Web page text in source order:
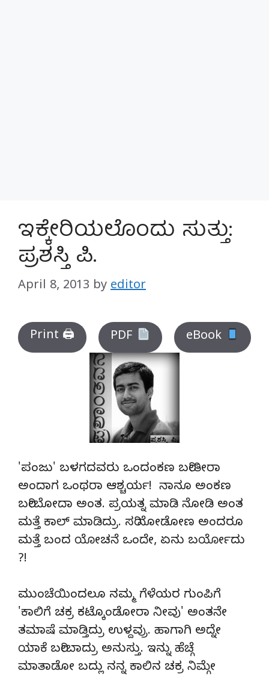
ಇಕ್ಕೇರಿಯಲೊಂದು ಸುತ್ತು:
ಪ್ರಶಸ್ತಿ ಪಿ.
April 8, 2013 by editor
Print 🖨 PDF eBook
'ಪಂಜು' ಬಳಗದವರು ಒಂದಂಕಣ ಬರೀತೀರಾ
ಅಂದಾಗ ಒಂಥರಾ ಆಶ್ಚರ್ಯ! ನಾನೂ ಅಂಕಣ
ಬರೀಬೋದಾ ಅಂತ. ಪ್ರಯತ್ನ ಮಾಡಿ ನೋಡಿ ಅಂತ
ಮತ್ತೆ ಕಾಲ್ ಮಾಡಿದ್ರು. ಸರಿ ನೋಡೋಣ ಅಂದರೂ
ಮತ್ತೆ ಬಂದ ಯೋಚನೆ ಒಂದೇ, ಏನು ಬರ್ಯೋದು
?!
ಮುಂಚೆಯಿಂದಲೂ ನಮ್ಮ ಗೆಳೆಯರ ಗುಂಪಿಗೆ
'ಕಾಲಿಗೆ ಚಕ್ರ ಕಟ್ಕೊಂಡೋರಾ ನೀವು' ಅಂತನೇ
ತಮಾಷೆ ಮಾಡ್ತಿದ್ರು ಉಳ್ದವ್ರು. ಹಾಗಾಗಿ ಅದ್ನೇ
ಯಾಕೆ ಬರೀಬಾದ್ರು ಅನುಸ್ತು. ಇನ್ನು ಹೆಚ್ಗೆ
ಮಾತಾಡೋ ಬದ್ಲು ನನ್ನ ಕಾಲಿನ ಚಕ್ರ ನಿಮ್ಗೇ